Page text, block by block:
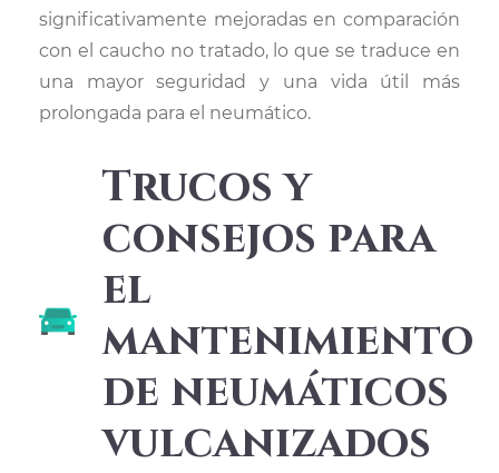
significativamente mejoradas en comparación
con el caucho no tratado, lo que se traduce en
una mayor seguridad y una vida útil más
prolongada para el neumático.
Trucos y
consejos para
el
mantenimiento
de neumáticos
vulcanizados